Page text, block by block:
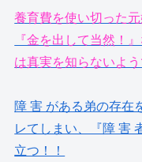
養育費を使い切った
『金を出して当然！
は真実を知らないよ
障 害 がある弟の存在
レてしまい、『障 害
立つ！！